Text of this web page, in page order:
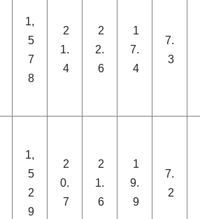
1,
5
7
8
2
1.
4
2
2.
6
1
7.
4
7.
3
1,
5
2
9
2
0.
7
2
1.
6
1
9.
9
7.
2